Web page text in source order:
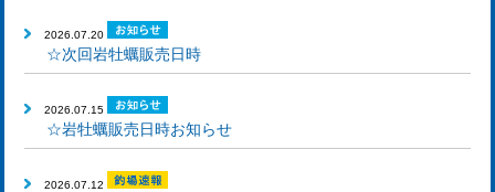
2026.07.20
☆次回岩牡蠣販売日時
2026.07.15
☆岩牡蠣販売日時お知らせ
2026.07.12